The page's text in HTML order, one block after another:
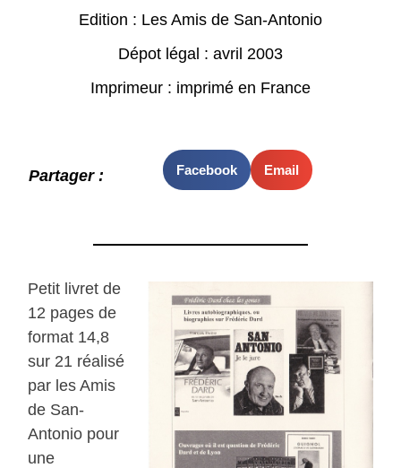
Edition : Les Amis de San-Antonio
Dépot légal : avril 2003
Imprimeur : imprimé en France
Partager : Facebook Email
Petit livret de
12 pages de
format 14,8
sur 21 réalisé
par les Amis
de San-
Antonio pour
une